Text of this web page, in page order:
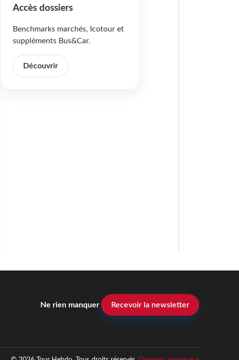
Accès dossiers
Benchmarks marchés, Icotour et
suppléments Bus&Car.
Découvrir
Ne rien manquer Recevoir la newsletter